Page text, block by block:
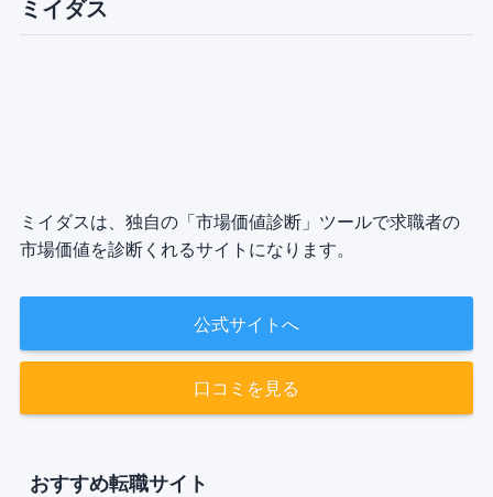
ミイダス
ミイダスは、独自の「市場価値診断」ツールで求職者の
市場価値を診断くれるサイトになります。
公式サイトへ
口コミを見る
おすすめ転職サイト